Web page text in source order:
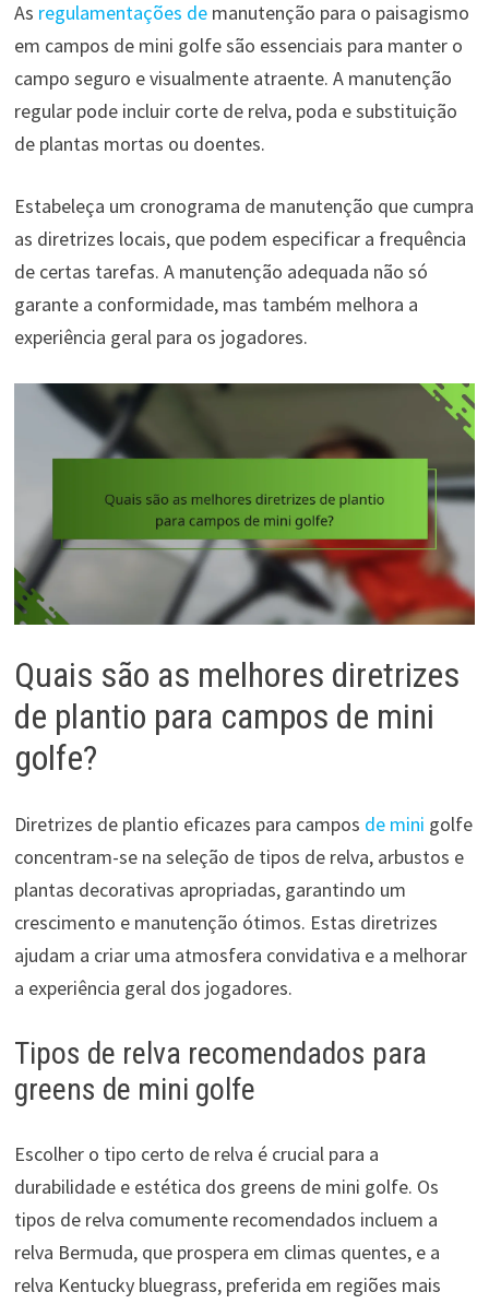
As regulamentações demanutenção para o paisagismo
em campos de mini golfe são essenciais para manter o
campo seguro e visualmente atraente. A manutenção
regular pode incluir corte de relva, poda e substituição
de plantas mortas ou doentes.
Estabeleça um cronograma de manutenção que cumpra
as diretrizes locais, que podem especificar a frequência
de certas tarefas. A manutenção adequada não só
garante a conformidade, mas também melhora a
experiência geral para os jogadores.
Quais são as melhores diretrizes
de plantio para campos de mini
golfe?
Diretrizes de plantio eficazes para campos de mini golfe
concentram-se na seleção de tipos de relva, arbustos e
plantas decorativas apropriadas, garantindo um
crescimento e manutenção ótimos. Estas diretrizes
ajudam a criar uma atmosfera convidativa e a melhorar
a experiência geral dos jogadores.
Tipos de relva recomendados para
greens de mini golfe
Escolher o tipo certo de relva é crucial para a
durabilidade e estética dos greens de mini golfe. Os
tipos de relva comumente recomendados incluem a
relva Bermuda, que prospera em climas quentes, e a
relva Kentucky bluegrass, preferida em regiões mais